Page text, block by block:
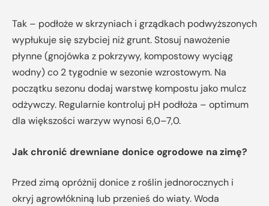
Tak – podłoże w skrzyniach i grządkach podwyższonych
wypłukuje się szybciej niż grunt. Stosuj nawożenie
płynne (gnojówka z pokrzywy, kompostowy wyciąg
wodny) co 2 tygodnie w sezonie wzrostowym. Na
początku sezonu dodaj warstwę kompostu jako mulcz
odżywczy. Regularnie kontroluj pH podłoża – optimum
dla większości warzyw wynosi 6,0–7,0.
Jak chronić drewniane donice ogrodowe na zimę?
Przed zimą opróżnij donice z roślin jednorocznych i
okryj agrowłókniną lub przenieś do wiaty. Woda